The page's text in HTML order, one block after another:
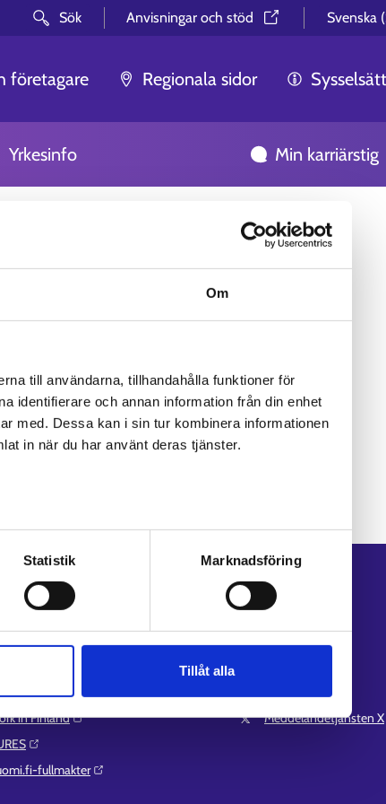
Om
till användarna, tillhandahålla funktioner för
identifierare och annan information från din enhet
med. Dessa kan i sin tur kombinera informationen
in när du har använt deras tjänster.
Statistik Marknadsföring
Tillåt alla
Sök Anvisningar och stöd⁠
Svenska
företagare Regionala sidor
Yrkesinfo Min karriärstig
centret⁠
in Finland⁠
fullmakter⁠
Följ oss
Instagram⁠
Meddelandetjänsten X⁠